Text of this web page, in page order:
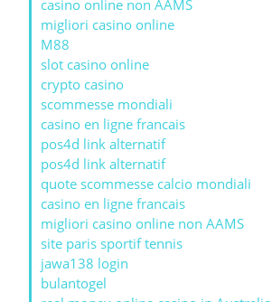
casino online non AAMS
migliori casino online
M88
slot casino online
crypto casino
scommesse mondiali
casino en ligne francais
pos4d link alternatif
pos4d link alternatif
quote scommesse calcio mondiali
casino en ligne francais
migliori casino online non AAMS
site paris sportif tennis
jawa138 login
bulantogel